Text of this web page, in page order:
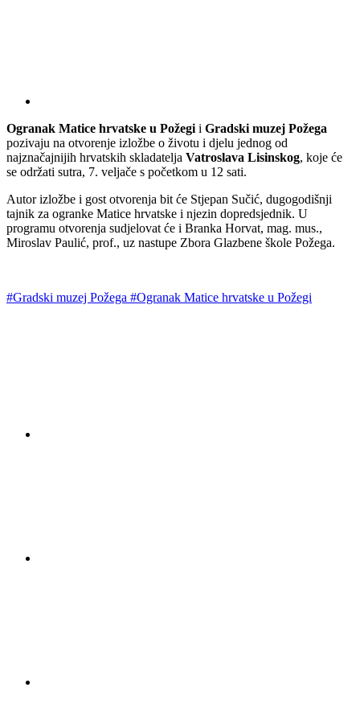
Ogranak Matice hrvatske u Požegi i Gradski muzej Požega
pozivaju na otvorenje izložbe o životu i djelu jednog od
najznačajnijih hrvatskih skladatelja Vatroslava Lisinskog, koje će
se održati sutra, 7. veljače s početkom u 12 sati.
Autor izložbe i gost otvorenja bit će Stjepan Sučić, dugogodišnji
tajnik za ogranke Matice hrvatske i njezin dopredsjednik. U
programu otvorenja sudjelovat će i Branka Horvat, mag. mus.,
Miroslav Paulić, prof., uz nastupe Zbora Glazbene škole Požega.
#Gradski muzej Požega #Ogranak Matice hrvatske u Požegi